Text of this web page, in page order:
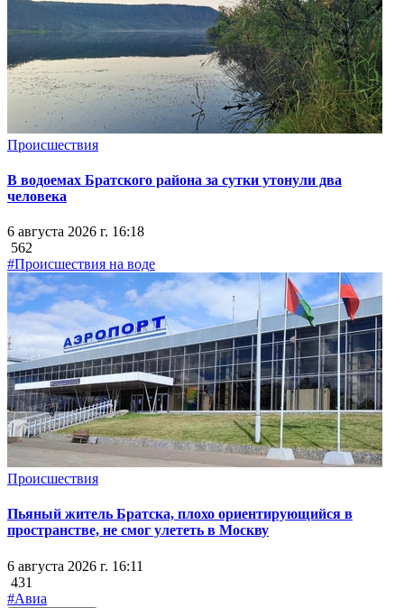
Происшествия
В водоемах Братского района за сутки утонули два
человека
6 августа 2026 г. 16:18
562
#Происшествия на воде
Происшествия
Пьяный житель Братска, плохо ориентирующийся в
пространстве, не смог улететь в Москву
6 августа 2026 г. 16:11
431
#Авиа